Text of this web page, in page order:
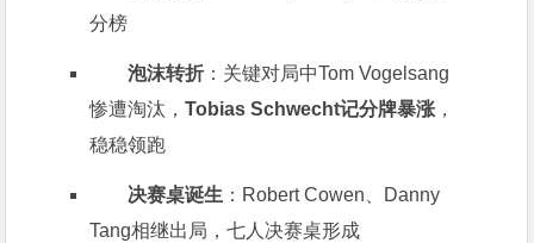
分榜
泡沫转折 ：关键对局中Tom Vogelsang
惨遭淘汰，Tobias Schwecht记分牌暴涨 ，
稳稳领跑
决赛桌诞生 ：Robert Cowen、Danny
Tang相继出局，七人决赛桌形成